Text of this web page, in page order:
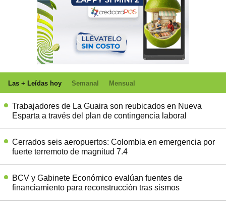
Las + Leídas hoy Semanal Mensual
Trabajadores de La Guaira son reubicados en Nueva
Esparta a través del plan de contingencia laboral
Cerrados seis aeropuertos: Colombia en emergencia por
fuerte terremoto de magnitud 7.4
BCV y Gabinete Económico evalúan fuentes de
financiamiento para reconstrucción tras sismos